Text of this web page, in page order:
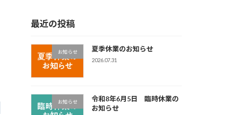
最近の投稿
お知らせ 夏季休業のお知らせ
2026.07.31
お知らせ
令和8年6月5日 臨時休業の
お知らせ